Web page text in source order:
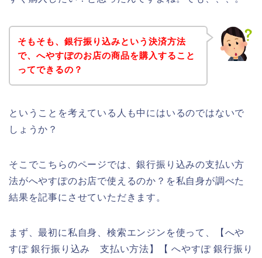
そもそも、銀行振り込みという決済方法
で、へやすぽのお店の商品を購入すること
ってできるの？
ということを考えている人も中にはいるのではないで
しょうか？
そこでこちらのページでは、銀行振り込みの支払い方
法がへやすぽのお店で使えるのか？を私自身が調べた
結果を記事にさせていただきます。
まず、最初に私自身、検索エンジンを使って、【へや
すぽ 銀行振り込み 支払い方法】【 へやすぽ 銀行振り